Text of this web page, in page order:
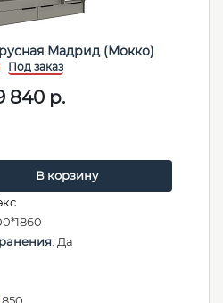
Мадрид (Мокко)
840 р.
В корзину
: Да